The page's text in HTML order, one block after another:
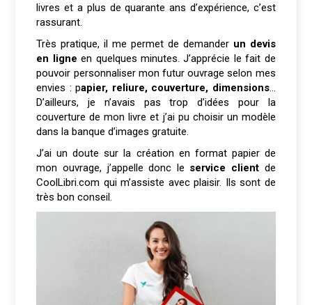
livres et a plus de quarante ans d’expérience, c’est
rassurant.
Très pratique, il me permet de demander un devis
en ligne en quelques minutes. J’apprécie le fait de
pouvoir personnaliser mon futur ouvrage selon mes
envies : papier, reliure, couverture, dimensions…
D’ailleurs, je n’avais pas trop d’idées pour la
couverture de mon livre et j’ai pu choisir un modèle
dans la banque d’images gratuite.
J’ai un doute sur la création en format papier de
mon ouvrage, j’appelle donc le service client de
CoolLibri.com qui m’assiste avec plaisir. Ils sont de
très bon conseil.